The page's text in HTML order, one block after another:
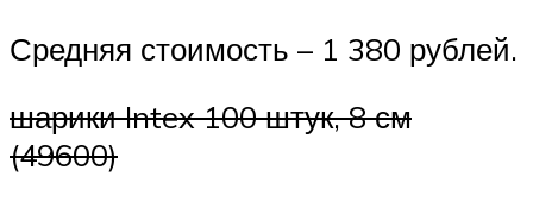
Средняя стоимость – 1 380 рублей.
шарики Intex 100 штук, 8 см
(49600)